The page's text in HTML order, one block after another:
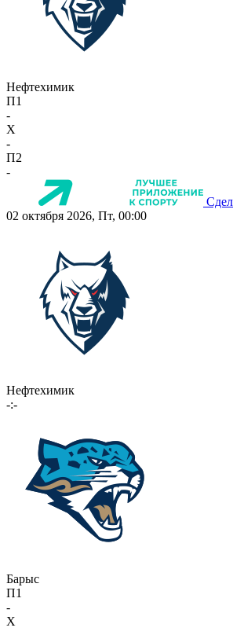
Нефтехимик
П1
-
X
-
П2
-
02 октября 2026, Пт, 00:00
Нефтехимик
-:-
Барыс
П1
-
X